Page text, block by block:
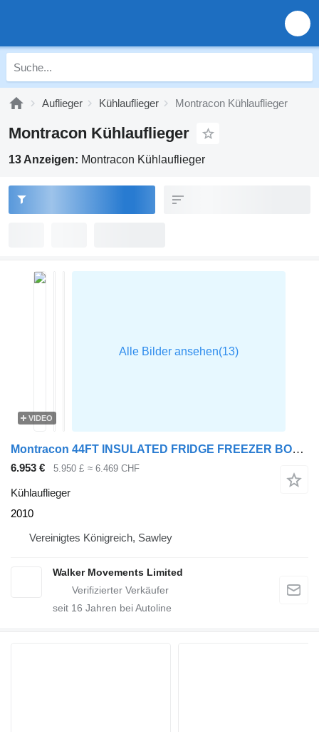
Auflieger Kühlauflieger Montracon Kühlauflieger
Montracon Kühlauflieger
13 Anzeigen: Montracon Kühlauflieger
VIDEO
Montracon 44FT INSULATED FRIDGE FREEZER BOX TRAILER – 2010 – C305651
6.953 € 5.950 £ ≈ 6.469 CHF
Kühlauflieger
2010
Vereinigtes Königreich, Sawley
Walker Movements Limited
seit 16 Jahren bei Autoline